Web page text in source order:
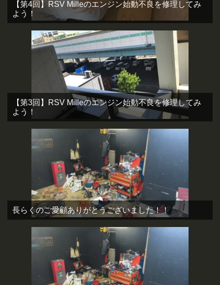
【第4回】RSV Milleのエンジン始動不良を修理してみ
よう！
【第3回】RSV Milleのエンジン始動不良を修理してみ
よう！
長らくのご愛顧ありがとうございました！！